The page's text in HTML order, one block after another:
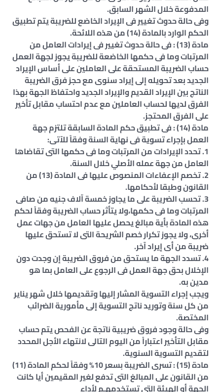
المدفوعة خلال الشهر السابق.
وفى حالة حدوث تغيير فى الإيراد الخاضع للضريبة يتم تطبيق
الحكم الوارد بالمادة (14) من هذه اللائحة.
مادة (13) : فى حالة حدوث تغيير فى إيرادات العامل من
المرتبات وما فى حكمها الخاضعة للضريبة يجوز لجهة العمل
حساب الضريبة المستحقة على العاملين على أساس الإيراد
الجديد بعد تحويله إلى إيراد سنوى مع حجز فرق الضريبة
الناتج بين الإيراد القديم والإيراد الجديد واحتفاظ الجهة بهذا
الفرق لديها لحساب العاملين مع عدم احتساب مقابل تأخير
على الفرق المحتجز.
مادة (14) : فى تطبيق حكم المادة السابقة تلتزم جهة
العمل بإجراء تسوية فى نهاية السنة وفقاً للآتى:
1. تحدد الإيرادات من المرتبات وما فى حكمها التى تقاضاها
العامل من جهة عمله الأصلي خلال السنة.
2. تخصم الإعفاءات المنصوص عليها فى المادة (13) من
القانون وطبقا لأحكامها.
3. تحسب الضريبة على ما يجاوز خمسة آلاف جنيه من صافى
المرتبات وما فى حكمها،ولا يتأثر حساب الضريبة وفقاً لحكم
هذه المادة بأية مبالغ يحصل عليها العامل من جهات عمل
أخرى، ولا يجوز تكرار خصم الشريحة التى لا تستحق عليها
ضريبة من أى إيراد آخر.
4. تسدد الجهة ما يستحق من فروق الضريبة إن وجدت دون
الإخلال بحق جهة العمل فى الرجوع على العامل بما هو
مدين به.
ويجب إجراء التسوية المشار إليها وتقديمها خلال شهر يناير
من كل سنة وتوريد ناتج التسوية إلى مأمورية الضرائب
المختصة.
وفى حالة وجود فروق ضريبية ناتجة عن الفحص يتم حساب
مقابل التأخير اعتباراً من اليوم التالى لانتهاء الأجل المحدد
لتقديم التسوية السنوية.
مادة (15) : تسرى الضريبة بسعر 10% وفقاً لحكم المادة (11)
من القانون على المبالغ التى تدفع لغير المقيمين أيا كانت
الجهة أو الهيئة التى تستخدمهـم لأداء